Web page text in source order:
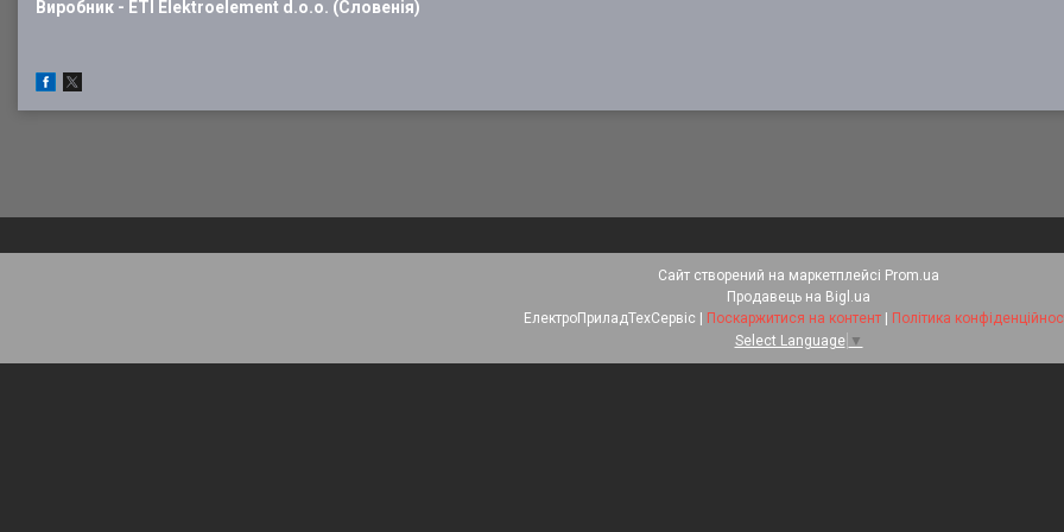
Виробник - ETI Elektroelement d.o.o. (Словенія)
Сайт створений на маркетплейсі Prom.ua
Продавець на Bigl.ua
Поскаржитися на контент
Політика
Select Language ▼